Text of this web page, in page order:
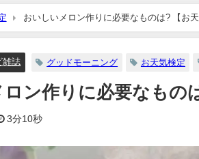
おいしいメロン作りに必要なものは? 【お天
雑誌 グッドモーニング お天気検定
ン作りに必要なもの
3分10秒